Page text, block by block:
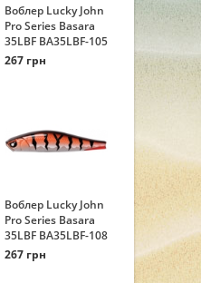
Воблер Lucky John
Pro Series Basara
35LBF BA35LBF-105
267 грн
Воблер Lucky John
Pro Series Basara
35LBF BA35LBF-108
267 грн